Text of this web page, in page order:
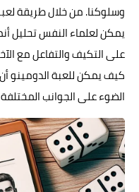
وسلوكنا. من خلال طريقة
يمكن لعلماء النفس تحليل
على التكيف والتفاعل مع
كيف يمكن للعبة الدومينو
الضوء على الجوانب